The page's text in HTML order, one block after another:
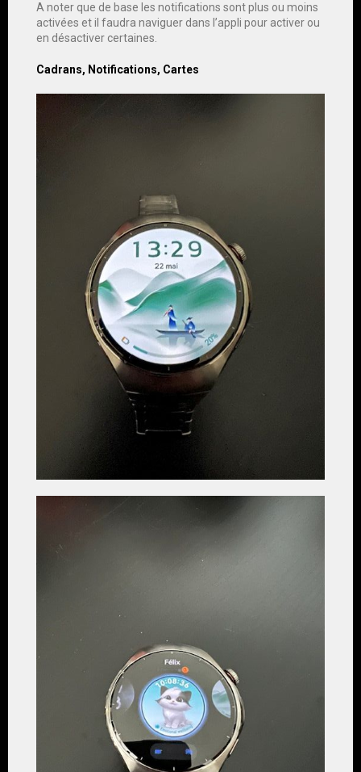
A noter que de base les notifications sont plus ou moins
activées et il faudra naviguer dans l’appli pour activer ou
en désactiver certaines.
Cadrans, Notifications, Cartes